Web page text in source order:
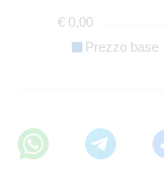
Prezzo base
€ 0,00